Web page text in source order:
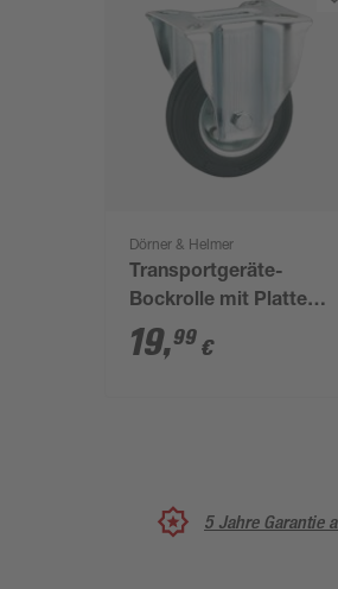
Dörner & Helmer
Transportgeräte-
Bockrolle mit Platte
160 mm
19,99 €
5 Jahre Garantie